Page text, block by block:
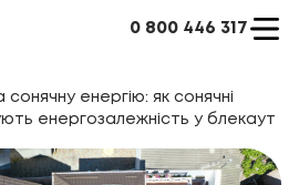
0 800 446 317
сонячну енергію: як сонячні
енергозалежність у блекаут